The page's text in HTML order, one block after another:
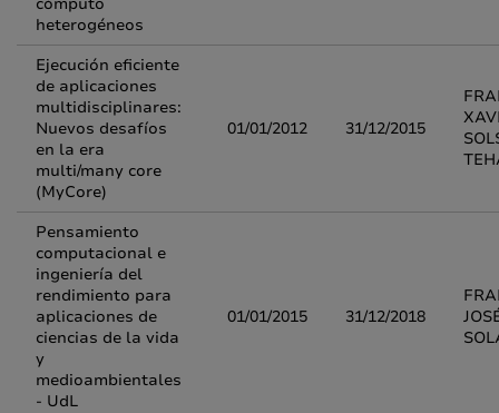
heterogéneos
Ejecución eficiente
de aplicaciones
multidisciplinares:
Nuevos desafíos
en la era
multi/many core
(MyCore)
01/01/2012 31/12/2015
Pensamiento
computacional e
ingeniería del
rendimiento para
aplicaciones de
ciencias de la vida
y
medioambientales
- UdL
01/01/2015 31/12/2018